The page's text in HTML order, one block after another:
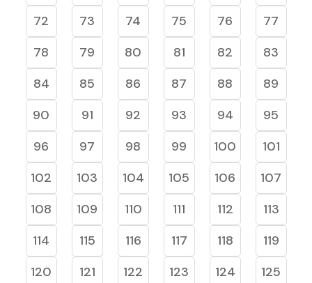
72
73 74 75 76
77
78
79 80 81 82
83
84
85 86 87 88
89
90
91 92 93 94
95
96
97 98 99 100
101
102
103 104 105 106
107
108
109 110 111 112
113
114
115 116 117 118
119
120
121 122 123 124
125